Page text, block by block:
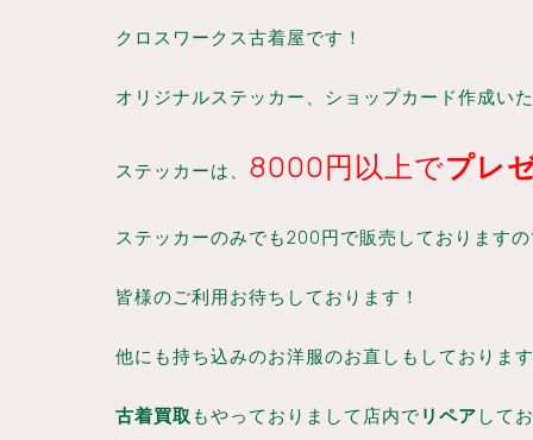
クロスワークス古着屋です！
オリジナルステッカー、ショップカード作成い
ステッカーは、 8000円以上でプレ
ステッカーのみでも200円で販売しております
皆様のご利用お待ちしております！
他にも持ち込みのお洋服のお直しもしておりま
古着買取 もやっておりまして店内で リペア して